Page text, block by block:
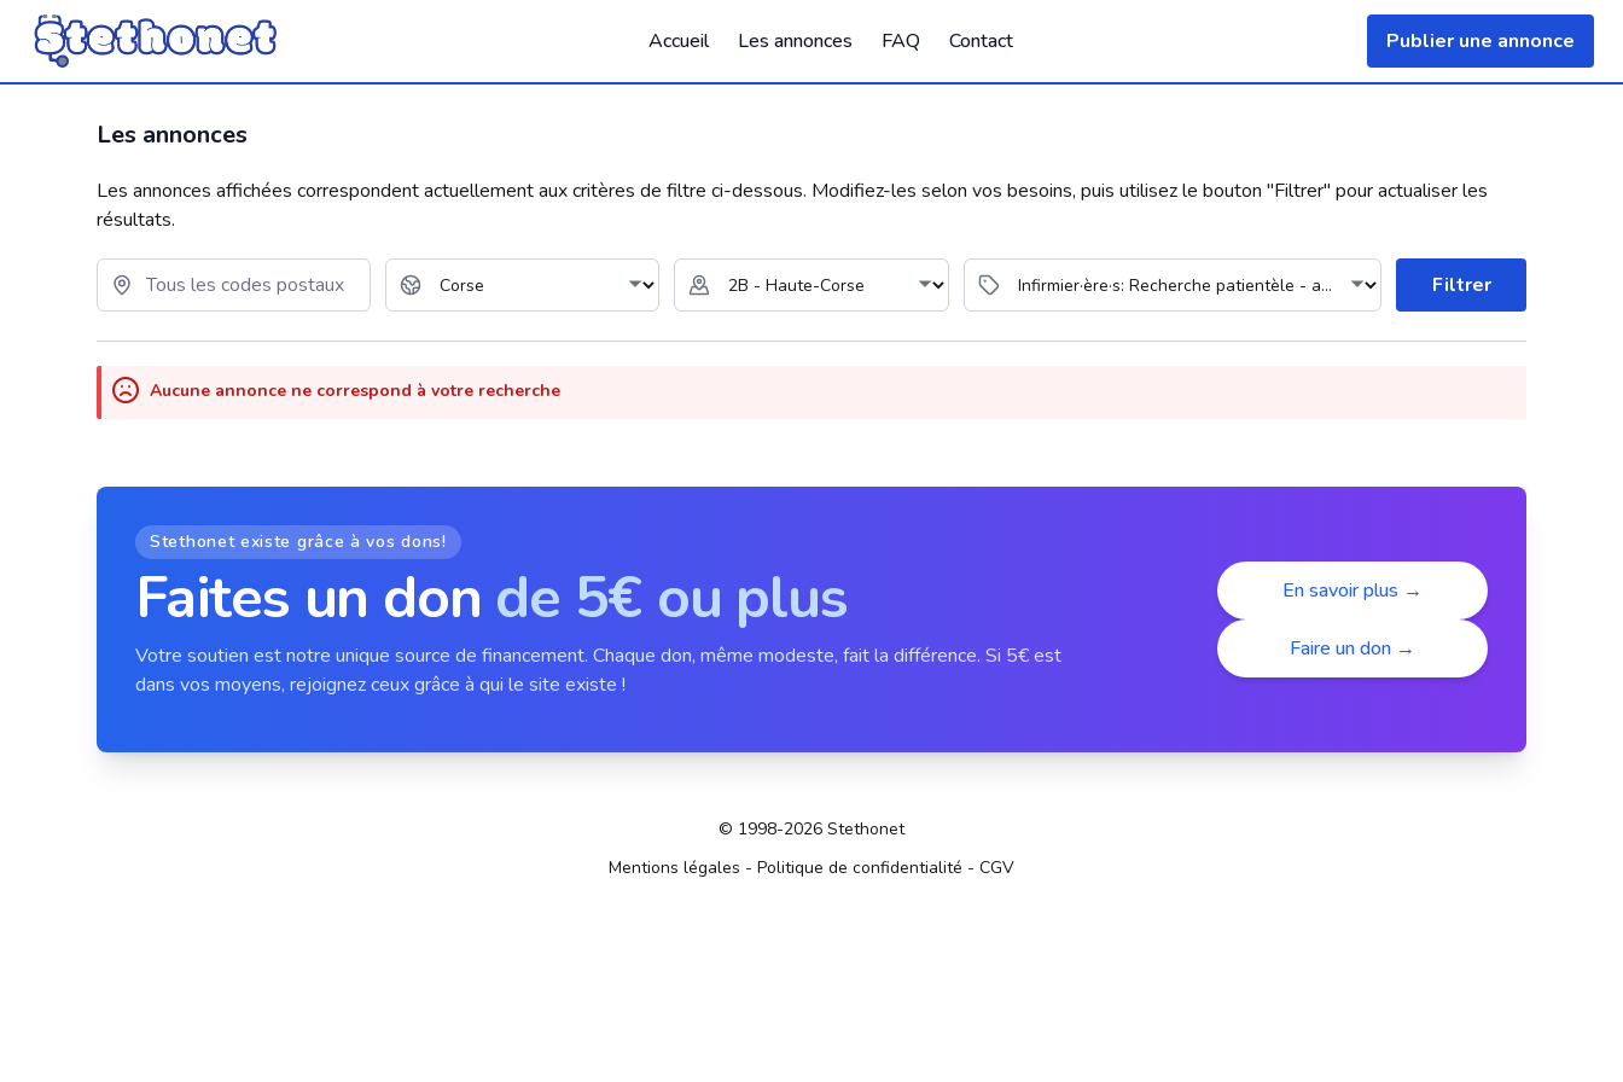
Publier une annonce
Accueil Les annonces FAQ Contact
Les annonces
Les annonces affichées correspondent actuellement aux critères de filtre ci-dessous. Modifiez-les selon vos besoins, puis utilisez le bouton "Filtrer" pour actualiser les
résultats.
Filtrer
Aucune annonce ne correspond à votre recherche
Stethonet existe grâce à vos dons!
Faites un don de 5€ ou plus
Votre soutien est notre unique source de financement. Chaque don, même modeste, fait la différence. Si 5€ est
dans vos moyens, rejoignez ceux grâce à qui le site existe !
En savoir plus →
Faire un don →
© 1998-2026 Stethonet
Mentions légales - Politique de confidentialité - CGV